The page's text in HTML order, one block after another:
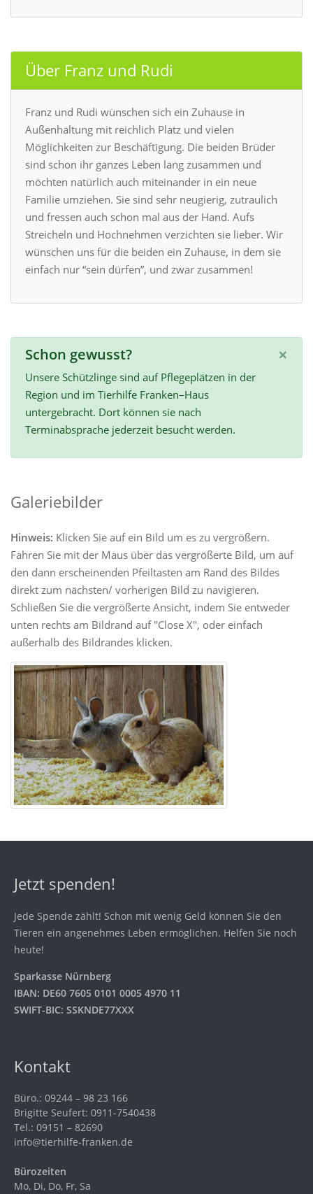
Über Franz und Rudi
Franz und Rudi wünschen sich ein Zuhause in
Außenhaltung mit reichlich Platz und vielen
Möglichkeiten zur Beschäftigung. Die beiden Brüder
sind schon ihr ganzes Leben lang zusammen und
möchten natürlich auch miteinander in ein neue
Familie umziehen. Sie sind sehr neugierig, zutraulich
und fressen auch schon mal aus der Hand. Aufs
Streicheln und Hochnehmen verzichten sie lieber. Wir
wünschen uns für die beiden ein Zuhause, in dem sie
einfach nur “sein dürfen”, und zwar zusammen!
×
Schon gewusst?
Unsere Schützlinge sind auf Pflegeplätzen in der
Region und im Tierhilfe Franken–Haus
untergebracht. Dort können sie nach
Terminabsprache jederzeit besucht werden.
Galeriebilder
Hinweis: Klicken Sie auf ein Bild um es zu vergrößern.
Fahren Sie mit der Maus über das vergrößerte Bild, um auf
den dann erscheinenden Pfeiltasten am Rand des Bildes
direkt zum nächsten/ vorherigen Bild zu navigieren.
Schließen Sie die vergrößerte Ansicht, indem Sie entweder
unten rechts am Bildrand auf "Close X", oder einfach
außerhalb des Bildrandes klicken.
Jetzt spenden!
Jede Spende zählt! Schon mit wenig Geld können Sie den
Tieren ein angenehmes Leben ermöglichen. Helfen Sie noch
heute!
Sparkasse Nürnberg
IBAN: DE60 7605 0101 0005 4970 11
SWIFT-BIC: SSKNDE77XXX
Kontakt
Büro.: 09244 – 98 23 166
Brigitte Seufert: 0911-7540438
Tel.: 09151 – 82690
info@tierhilfe-franken.de
Bürozeiten
Mo, Di, Do, Fr, Sa